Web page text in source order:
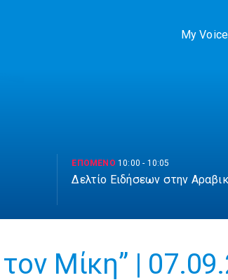
My Voice
ΕΠΟΜΕΝΟ 10:00 - 10:05
Δελτίο Ειδήσεων στην
Μίκη” |